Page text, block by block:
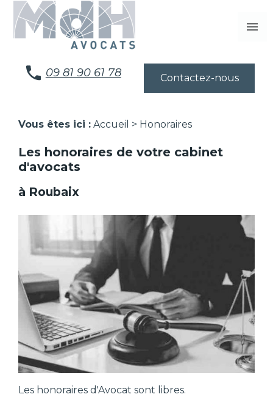
menu
09 81 90 61 78 Contactez-nous
Vous êtes ici : Accueil > Honoraires
Les honoraires de votre cabinet
d'avocats
à Roubaix
Les honoraires d'Avocat sont libres.
Panneau de gestion des cookies